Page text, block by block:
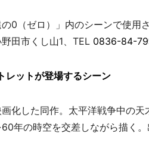
0（ゼロ）」内のシーンで使用
田市くし山1、TEL 0836-84-
レットが登場するシーン
化した同作。太平洋戦争中の天
年の時空を交差しながら描く。